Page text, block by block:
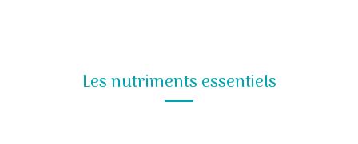
Les nutriments essentiels